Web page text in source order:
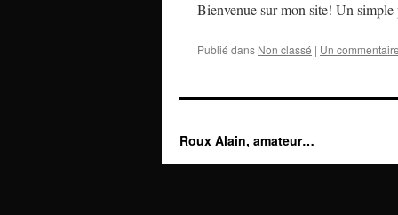
Bienvenue sur mon site! Un simple
Publié dans Non classé | Un commentaire
Roux Alain, amateur…